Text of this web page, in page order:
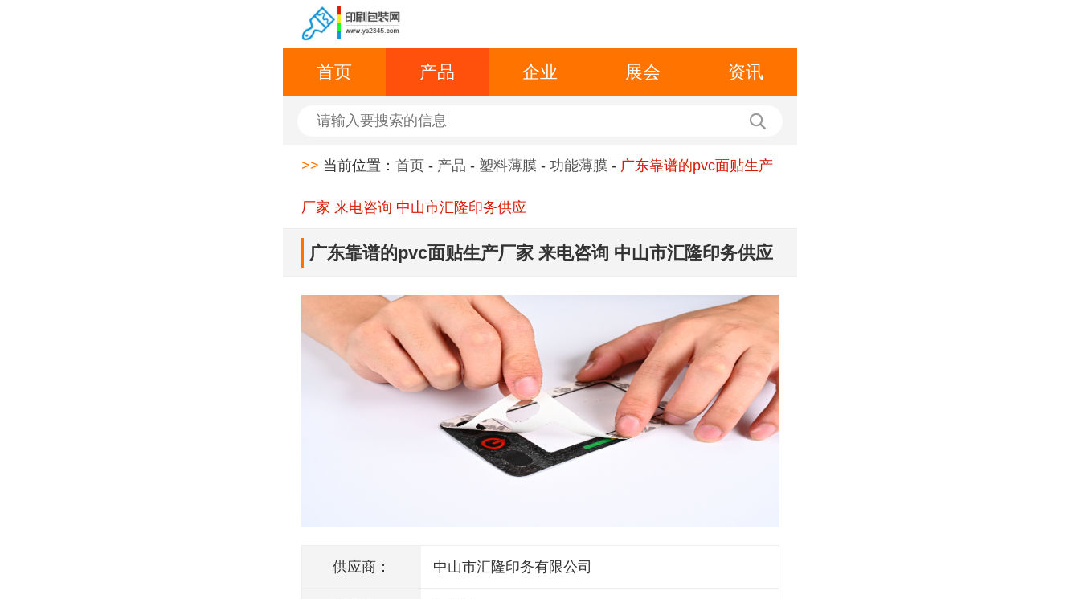
首页 产品 企业 展会 资讯
>> 当前位置： 首页 - 产品 - 塑料薄膜 - 功能薄膜 - 广东靠谱的pvc面贴生产
厂家 来电咨询 中山市汇隆印务供应
广东靠谱的pvc面贴生产厂家 来电咨询 中山市汇隆印务供应
供应商： 中山市汇隆印务有限公司